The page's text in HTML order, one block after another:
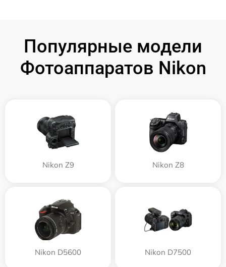
Популярные модели
Фотоаппаратов Nikon
Nikon Z9 Nikon Z8
Nikon D5600 Nikon D7500